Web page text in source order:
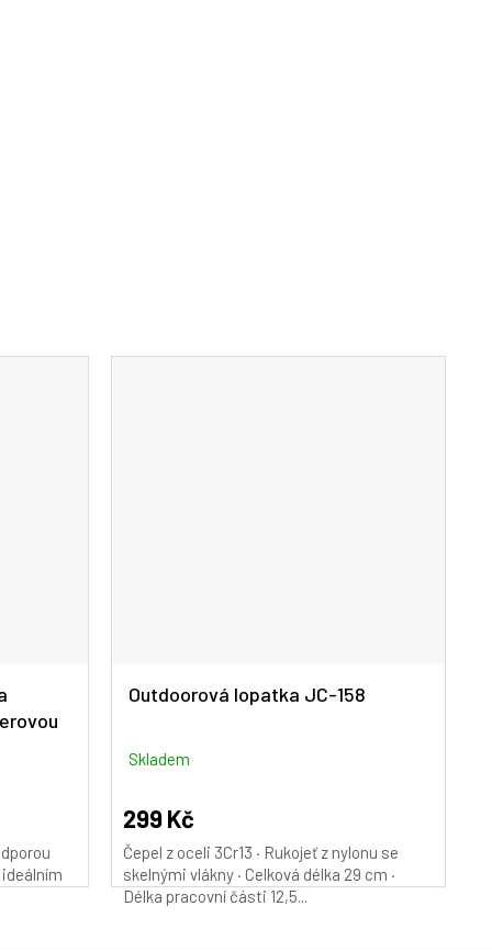
Outdoorová lopatka JC-158
Skladem
299 Kč
Čepel z oceli 3Cr13 · Rukojeť z nylonu se
skelnými vlákny · Celková délka 29 cm ·
Délka pracovní části 12,5...